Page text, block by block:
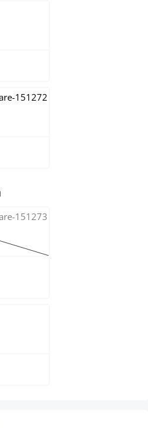
is momenteel niet beschikbaar.)